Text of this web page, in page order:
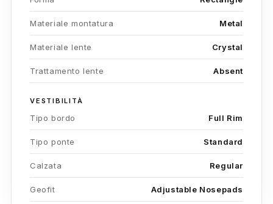
Materiale montatura Metal
Materiale lente Crystal
Trattamento lente Absent
VESTIBILITÀ
Tipo bordo Full Rim
Tipo ponte Standard
Calzata Regular
Geofit Adjustable Nosepads